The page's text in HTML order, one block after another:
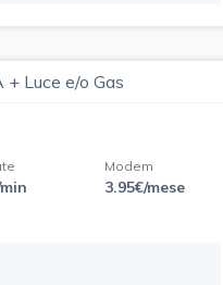
Luce e/o Gas
Modem
3.95€/mese